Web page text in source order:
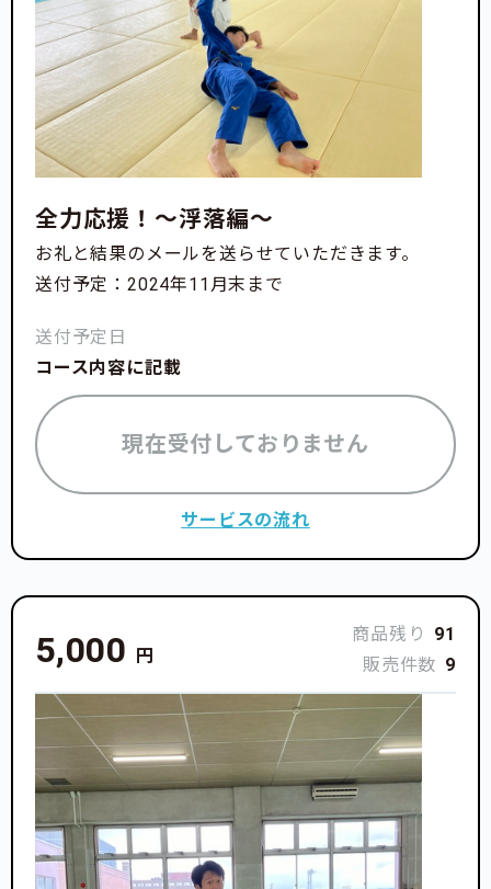
全力応援！〜浮落編〜
お礼と結果のメールを送らせていただきます。
送付予定：2024年11月末まで
送付予定日
コース内容に記載
現在受付しておりません
サービスの流れ
5,000 円
商品残り
91
販売件数 9